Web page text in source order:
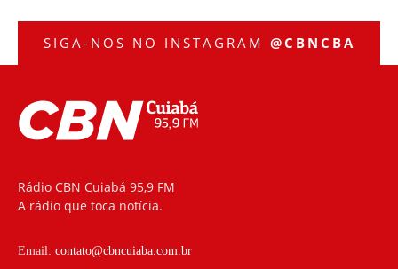
SIGA-NOS NO INSTAGRAM @CBNCBA
Rádio CBN Cuiabá 95,9 FM
A rádio que toca notícia.
Email: contato@cbncuiaba.com.br